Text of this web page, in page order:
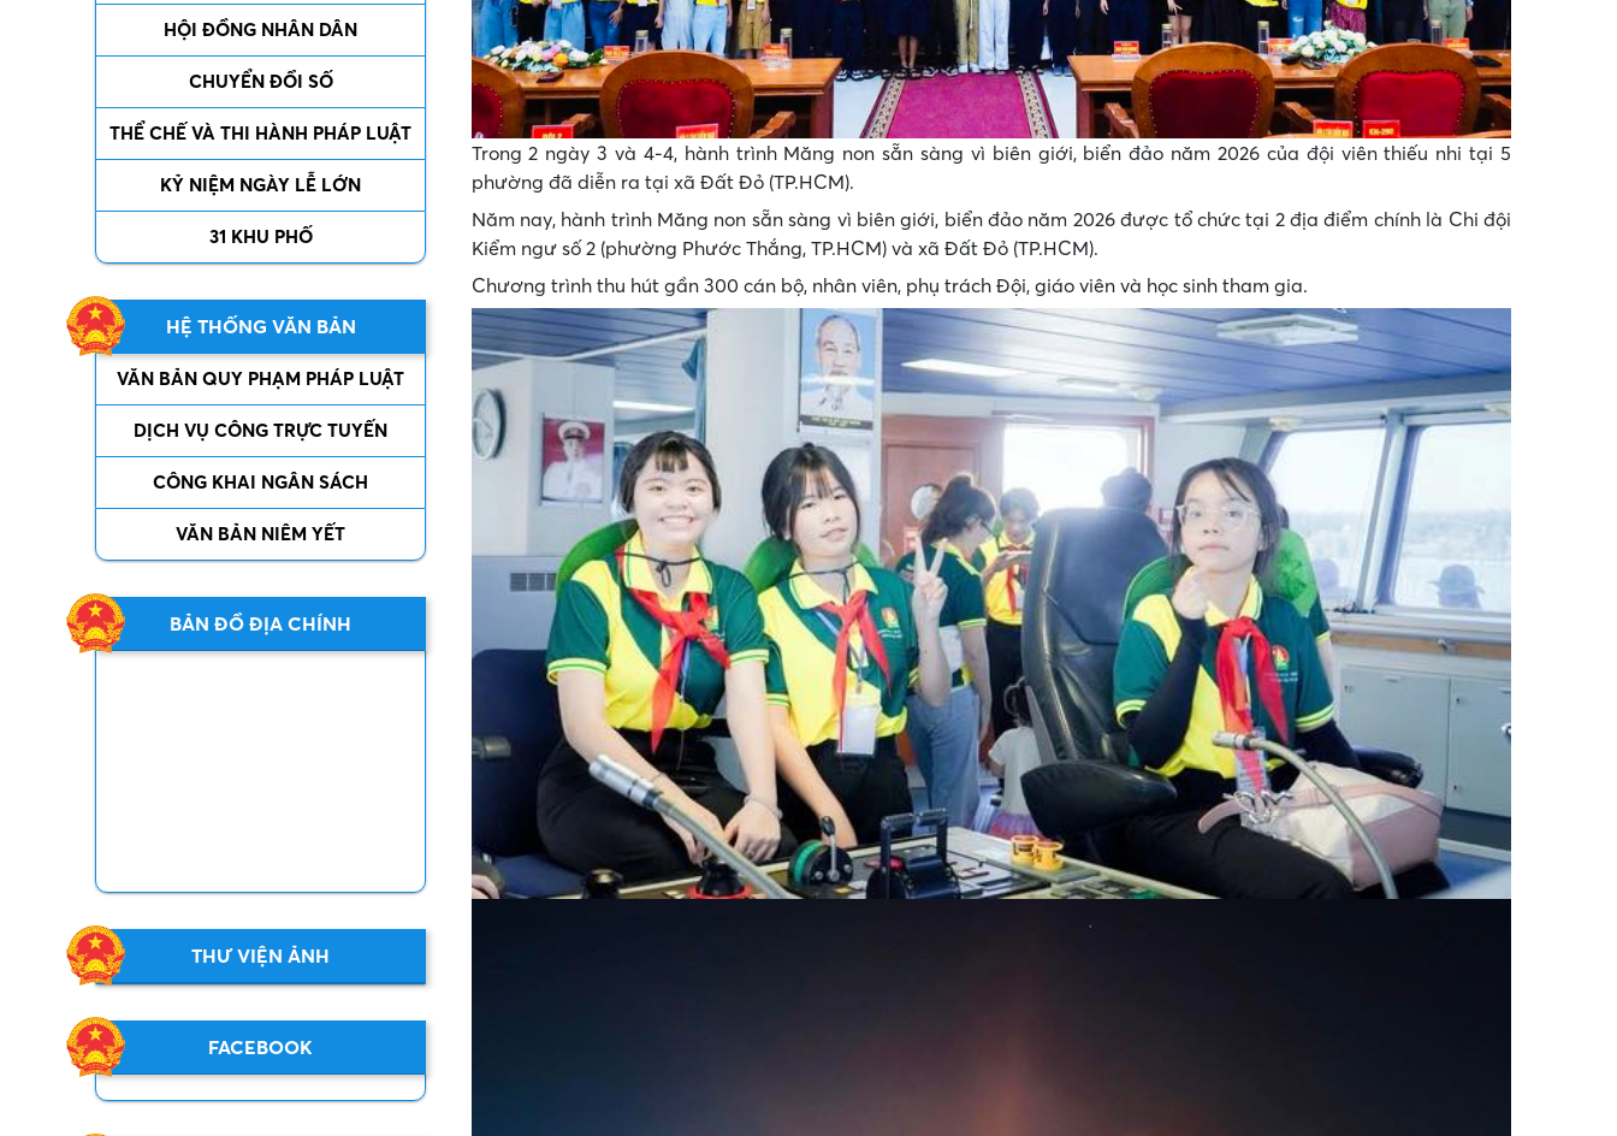
HỘI ĐỒNG NHÂN DÂN
CHUYỂN ĐỔI SỐ
THỂ CHẾ VÀ THI HÀNH PHÁP LUẬT
KỶ NIỆM NGÀY LỄ LỚN
31 KHU PHỐ
HỆ THỐNG VĂN BẢN
VĂN BẢN QUY PHẠM PHÁP LUẬT
DỊCH VỤ CÔNG TRỰC TUYẾN
CÔNG KHAI NGÂN SÁCH
VĂN BẢN NIÊM YẾT
BẢN ĐỒ ĐỊA CHÍNH
THƯ VIỆN ẢNH
FACEBOOK
Trong 2 ngày 3 và 4-4, hành trình Măng non sẵn sàng vì biên giới, biển đảo năm 2026 của đội viên thiếu nhi tại 5
phường đã diễn ra tại xã Đất Đỏ (TP.HCM).
Năm nay, hành trình Măng non sẵn sàng vì biên giới, biển đảo năm 2026 được tổ chức tại 2 địa điểm chính là Chi đội
Kiểm ngư số 2 (phường Phước Thắng, TP.HCM) và xã Đất Đỏ (TP.HCM).
Chương trình thu hút gần 300 cán bộ, nhân viên, phụ trách Đội, giáo viên và học sinh tham gia.